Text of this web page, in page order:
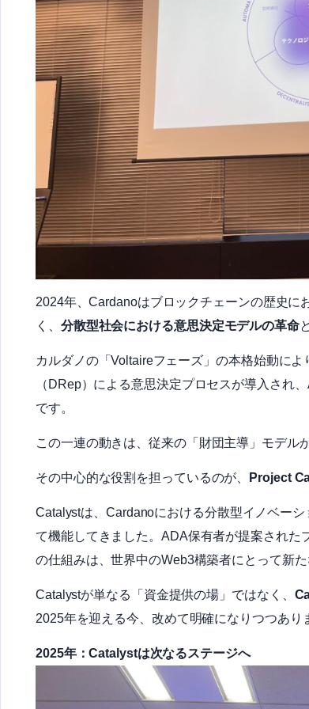
2024年、Cardanoはブロックチェーンの歴史
く、 分散型社会における意思決定モデルの革命
カルダノの「Voltaireフェーズ」の本格始動に
（DRep）による意思決定プロセスが導入され
です。
この一連の動きは、従来の「財団主導」モデル
その中心的な役割を担っているのが、 Project
Catalystは、Cardanoにおける分散型イノベー
て機能してきました。ADA保有者が提案された
の仕組みは、世界中のWeb3構築者にとって新た
Catalystが単なる「資金提供の場」ではなく、
2025年を迎える今、改めて明確になりつつあり
2025年：Catalystは次なるステージへ